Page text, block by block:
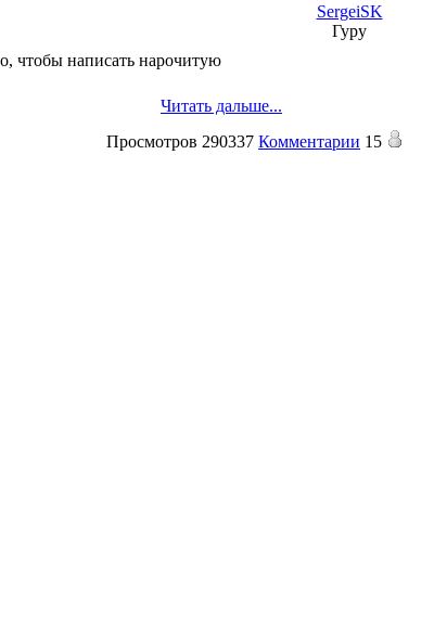
чтобы написать нарочитую
Читать дальше...
SergeiSK
Гуру
Просмотров 290337 Комментарии 15